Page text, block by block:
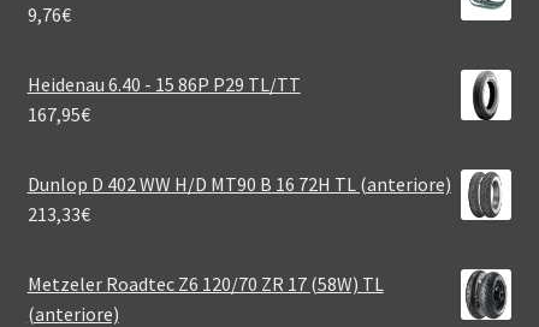
9,76€
Heidenau 6.40 - 15 86P P29 TL/TT
167,95€
Dunlop D 402 WW H/D MT90 B 16 72H TL (anteriore)
213,33€
Metzeler Roadtec Z6 120/70 ZR 17 (58W) TL
(anteriore)